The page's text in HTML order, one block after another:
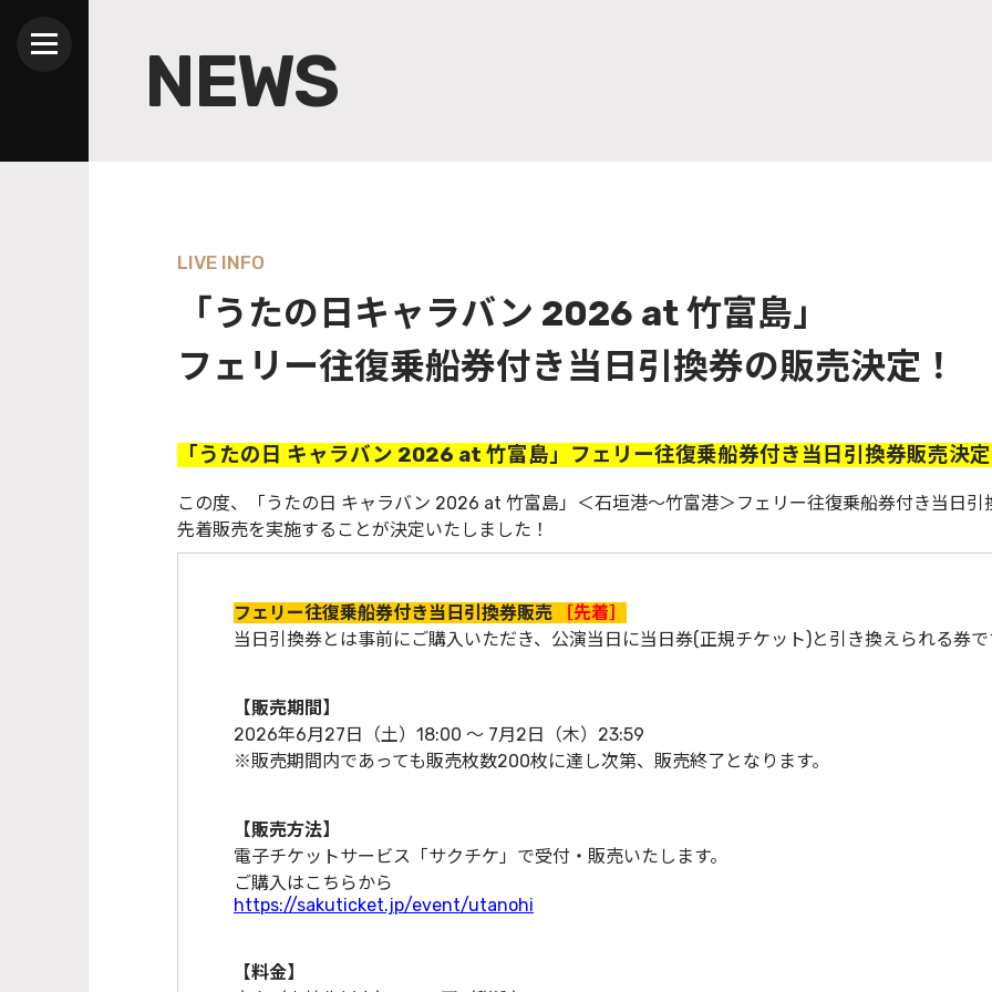
NEWS
LIVE INFO
「うたの日キャラバン 2026 at 竹富島」
フェリー往復乗船券付き当日引換券の販売決定！
「うたの日 キャラバン 2026 at 竹富島」フェリー往復乗船券付き当日引換券販売決定
この度、「うたの日 キャラバン 2026 at 竹富島」＜石垣港〜竹富港＞フェリー往復乗船券付き当日引
先着販売を実施することが決定いたしました！
フェリー往復乗船券付き当日引換券販売
［先着］
当日引換券とは事前にご購入いただき、公演当日に当日券(正規チケット)と引き換えられる券で
【販売期間】
2026年6月27日（土）18:00 〜 7月2日（木）23:59
※販売期間内であっても販売枚数200枚に達し次第、販売終了となります。
【販売方法】
電子チケットサービス「サクチケ」で受付・販売いたします。
ご購入はこちらから
https://sakuticket.jp/event/utanohi
【料金】